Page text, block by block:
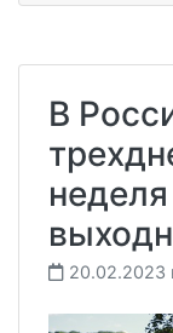
В
20.02.2023